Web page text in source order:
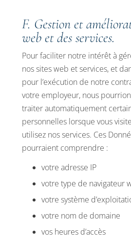
F. Gestion et
web et des services.
Pour faciliter notre intérêt à
nos sites web et services, et
pour l’exécution de notre
votre employeur, nous
traiter automatiquement
personnelles lorsque vous
utilisez nos services. Ces
pourraient comprendre :
votre adresse IP
votre type de navigateur
votre système
votre nom de domaine
vos heures d’accès